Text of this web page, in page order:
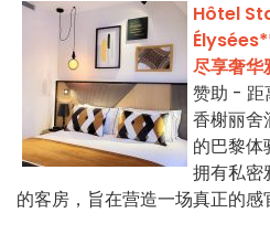
Hôtel
尽享奢华
赞助 - 距
香榭丽
的巴黎体
拥有私密
的客房，旨在营造一场真正的感